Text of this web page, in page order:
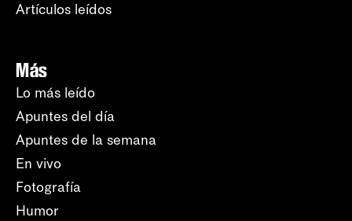
Artículos leídos
Más
Lo más leído
Apuntes del día
Apuntes de la semana
En vivo
Fotografía
Humor